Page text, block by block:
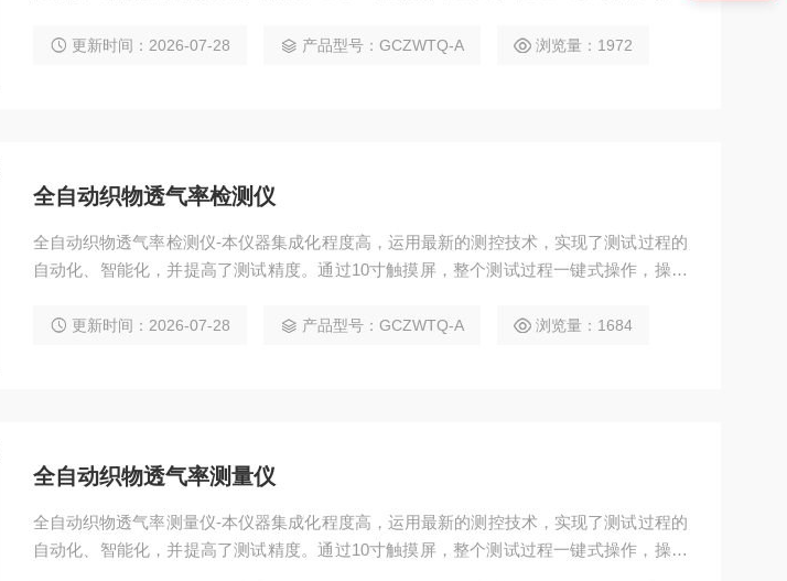
更新时间：2026-07-28 产品型号：GCZWTQ-A 浏览量：1972
全自动织物透气率检测仪
全自动织物透气率检测仪-本仪器集成化程度高，运用最新的测控技术，实现了测试过程的
自动化、智能化，并提高了测试精度。通过10寸触摸屏，整个测试过程一键式操作，操作
更新时间：2026-07-28 产品型号：GCZWTQ-A 浏览量：1684
全自动织物透气率测量仪
全自动织物透气率测量仪-本仪器集成化程度高，运用最新的测控技术，实现了测试过程的
自动化、智能化，并提高了测试精度。通过10寸触摸屏，整个测试过程一键式操作，操作